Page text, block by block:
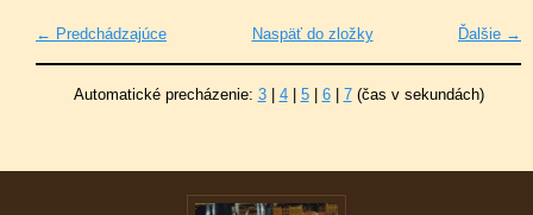
← Predchádzajúce Ďalšie →
Naspäť do zložky
Automatické precházenie: 3| 4| 5| 6| 7(čas v sekundách)